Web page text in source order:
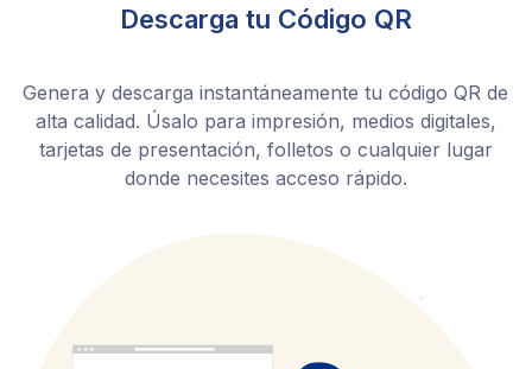
Descarga tu Código QR
Genera y descarga instantáneamente tu código QR de
alta calidad. Úsalo para impresión, medios digitales,
tarjetas de presentación, folletos o cualquier lugar
donde necesites acceso rápido.